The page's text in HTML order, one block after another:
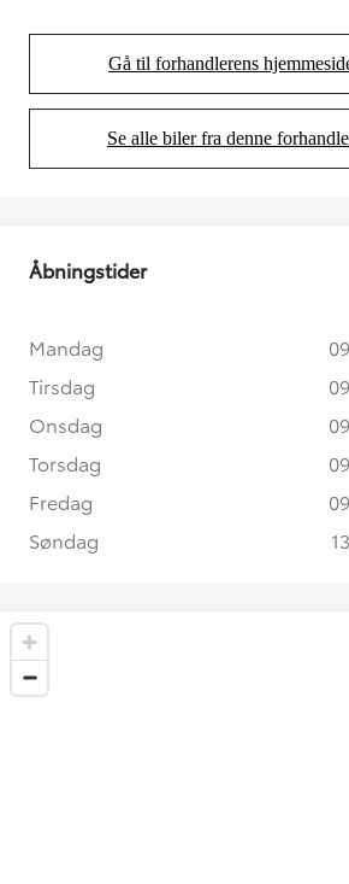
Gå til forhandlerens
(Opens in new
Se alle biler fra denne
(Opens in new
Åbningstider
Mandag
Tirsdag
Onsdag
Torsdag
Fredag
Søndag